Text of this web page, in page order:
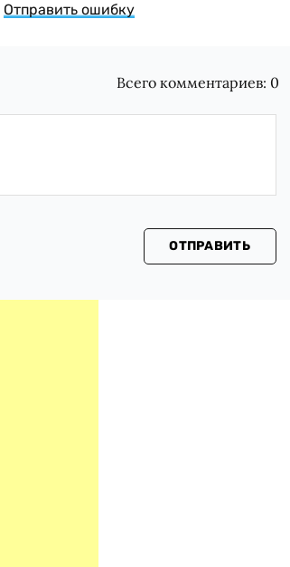
Отправить ошибку
Всего комментариев: 0
ОТПРАВИТЬ